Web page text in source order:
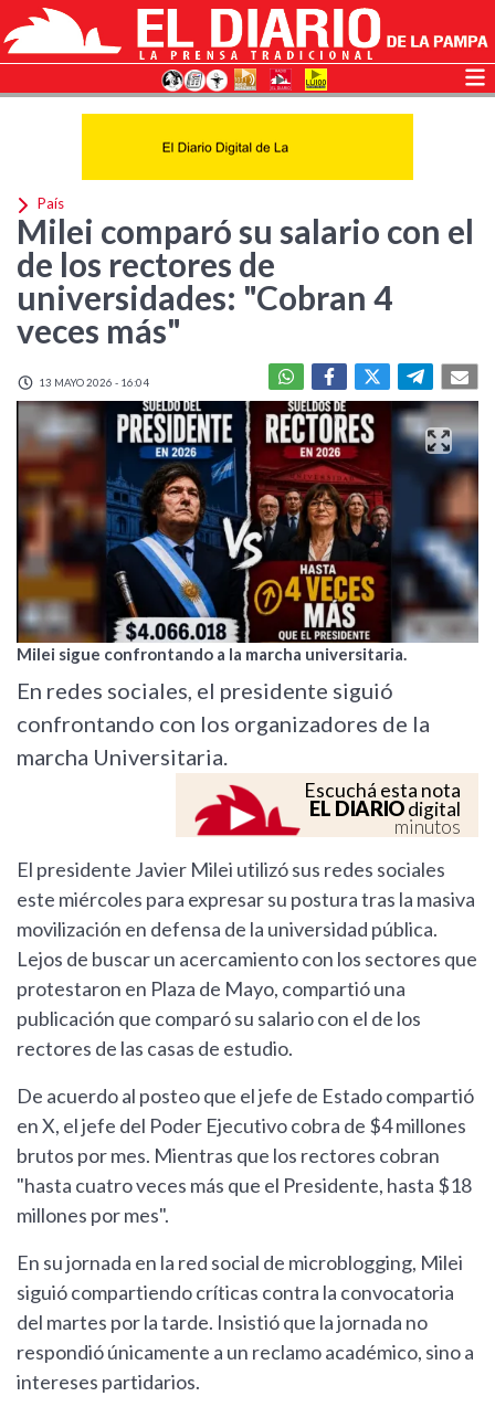
País
Milei comparó su salario con el
de los rectores de
universidades: "Cobran 4
veces más"
13 MAYO 2026 - 16:04
Milei sigue confrontando a la marcha universitaria.
En redes sociales, el presidente siguió
confrontando con los organizadores de la
marcha Universitaria.
Escuchá esta nota
EL DIARIOdigital
minutos
El presidente Javier Milei utilizó sus redes sociales
este miércoles para expresar su postura tras la masiva
movilización en defensa de la universidad pública.
Lejos de buscar un acercamiento con los sectores que
protestaron en Plaza de Mayo, compartió una
publicación que comparó su salario con el de los
rectores de las casas de estudio.
De acuerdo al posteo que el jefe de Estado compartió
en X, el jefe del Poder Ejecutivo cobra de $4 millones
brutos por mes. Mientras que los rectores cobran
"hasta cuatro veces más que el Presidente, hasta $18
millones por mes".
En su jornada en la red social de microblogging, Milei
siguió compartiendo críticas contra la convocatoria
del martes por la tarde. Insistió que la jornada no
respondió únicamente a un reclamo académico, sino a
intereses partidarios.